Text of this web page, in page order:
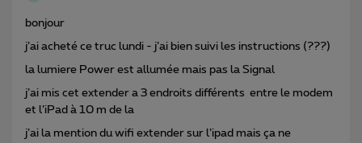
bonjour
j’ai acheté ce truc lundi - j’ai bien suivi les instructions (???)
la lumiere Power est allumée mais pas la Signal
j’ai mis cet extender a 3 endroits différents entre le modem
et l’iPad à 10 m de la
j’ai la mention du wifi extender sur l’ipad mais ça ne